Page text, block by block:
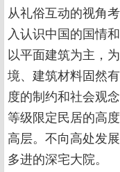
从礼俗互动的视角
入认识中国的国情
以平面建筑为主，
境、建筑材料固然
度的制约和社会观
等级限定民居的高
高层。不向高处发
多进的深宅大院。